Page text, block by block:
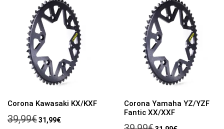
Corona Kawasaki KX/KXF
39,99€El
precio
31,99€El
Corona Yamaha YZ/YZF
Fantic XX/XXF
El
El